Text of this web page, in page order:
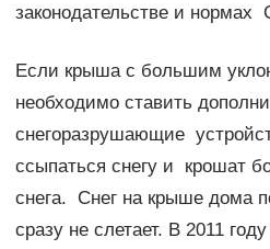
законодательстве и
Если крыша с большим
необходимо ставить
снегоразрушающие
ссыпаться снегу и крошат
снега. Снег на крыше дома
сразу не слетает. В 2011